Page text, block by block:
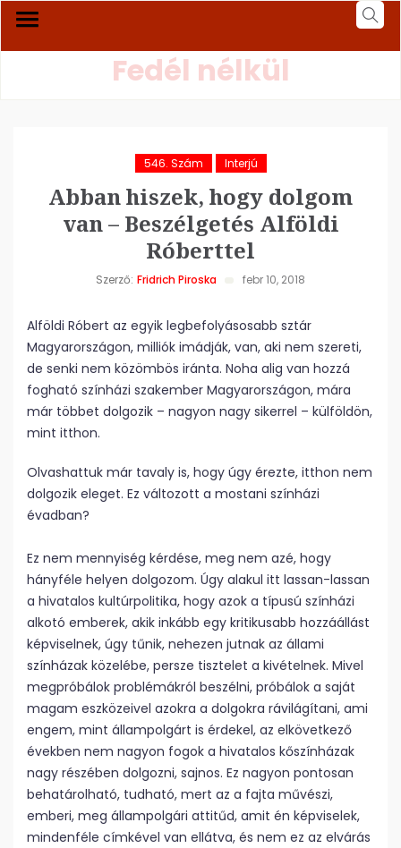
Fedél nélkül
546. Szám Interjú
Abban hiszek, hogy dolgom
van – Beszélgetés Alföldi
Róberttel
Szerző: Fridrich Piroska febr 10, 2018
Alföldi Róbert az egyik legbefolyásosabb sztár
Magyarországon, milliók imádják, van, aki nem szereti,
de senki nem közömbös iránta. Noha alig van hozzá
fogható színházi szakember Magyarországon, mára
már többet dolgozik – nagyon nagy sikerrel – külföldön,
mint itthon.
Olvashattuk már tavaly is, hogy úgy érezte, itthon nem
dolgozik eleget. Ez változott a mostani színházi
évadban?
Ez nem mennyiség kérdése, meg nem azé, hogy
hányféle helyen dolgozom. Úgy alakul itt lassan-lassan
a hivatalos kultúrpolitika, hogy azok a típusú színházi
alkotó emberek, akik inkább egy kritikusabb hozzáállást
képviselnek, úgy tűnik, nehezen jutnak az állami
színházak közelébe, persze tisztelet a kivételnek. Mivel
megpróbálok problémákról beszélni, próbálok a saját
magam eszközeivel azokra a dolgokra rávilágítani, ami
engem, mint állampolgárt is érdekel, az elkövetkező
években nem nagyon fogok a hivatalos kőszínházak
nagy részében dolgozni, sajnos. Ez nagyon pontosan
behatárolható, tudható, mert az a fajta művészi,
emberi, meg állampolgári attitűd, amit én képviselek,
mindenféle címkével van ellátva, és nem ez az elvárás